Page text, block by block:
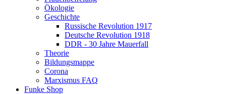
Ökologie
Geschichte
Russische Revolution 1917
Deutsche Revolution 1918
DDR - 30 Jahre Mauerfall
Theorie
Bildungsmappe
Corona
Marxismus FAQ
Funke Shop